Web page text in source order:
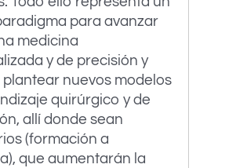
para avanzar
medicina
y de precisión y
nuevos modelos
quirúrgico y de
allí donde sean
(formación a
que aumentarán la